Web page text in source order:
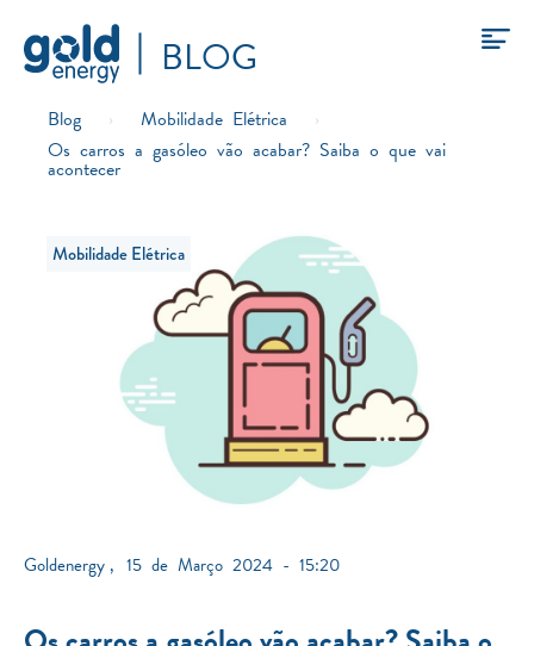
BLOG
Blog › Mobilidade Elétrica
›
Os carros a gasóleo vão acabar? Saiba o que vai
acontecer
Mobilidade Elétrica
Goldenergy 15 de Março 2024 - 15:20